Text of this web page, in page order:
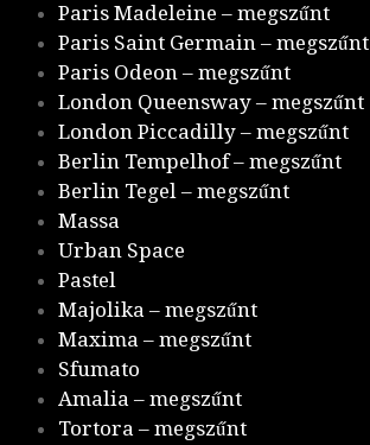
Paris Madeleine – megszűnt
Paris Saint Germain – megszűnt
Paris Odeon – megszűnt
London Queensway – megszűnt
London Piccadilly – megszűnt
Berlin Tempelhof – megszűnt
Berlin Tegel – megszűnt
Massa
Urban Space
Pastel
Majolika – megszűnt
Maxima – megszűnt
Sfumato
Amalia – megszűnt
Tortora – megszűnt